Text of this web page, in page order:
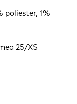
poliester, 1%
25/XS